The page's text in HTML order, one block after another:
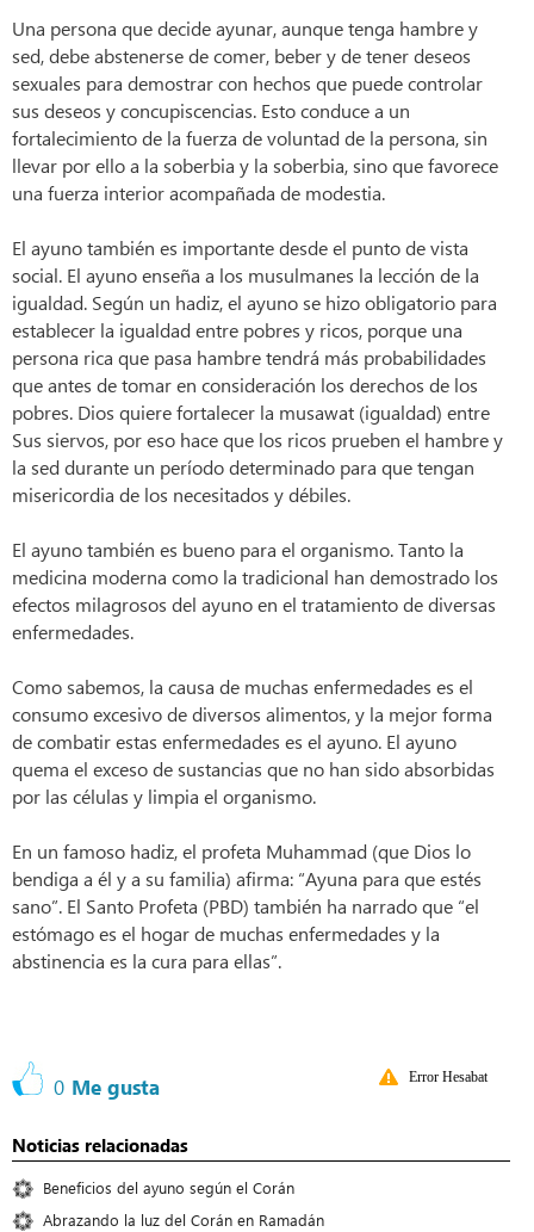
Una persona que decide ayunar, aunque tenga hambre y
sed, debe abstenerse de comer, beber y de tener deseos
sexuales para demostrar con hechos que puede controlar
sus deseos y concupiscencias. Esto conduce a un
fortalecimiento de la fuerza de voluntad de la persona, sin
llevar por ello a la soberbia y la soberbia, sino que favorece
una fuerza interior acompañada de modestia.
El ayuno también es importante desde el punto de vista
social. El ayuno enseña a los musulmanes la lección de la
igualdad. Según un hadiz, el ayuno se hizo obligatorio para
establecer la igualdad entre pobres y ricos, porque una
persona rica que pasa hambre tendrá más probabilidades
que antes de tomar en consideración los derechos de los
pobres. Dios quiere fortalecer la musawat (igualdad) entre
Sus siervos, por eso hace que los ricos prueben el hambre y
la sed durante un período determinado para que tengan
misericordia de los necesitados y débiles.
El ayuno también es bueno para el organismo. Tanto la
medicina moderna como la tradicional han demostrado los
efectos milagrosos del ayuno en el tratamiento de diversas
enfermedades.
Como sabemos, la causa de muchas enfermedades es el
consumo excesivo de diversos alimentos, y la mejor forma
de combatir estas enfermedades es el ayuno. El ayuno
quema el exceso de sustancias que no han sido absorbidas
por las células y limpia el organismo.
En un famoso hadiz, el profeta Muhammad (que Dios lo
bendiga a él y a su familia) afirma: “Ayuna para que estés
sano”. El Santo Profeta (PBD) también ha narrado que “el
estómago es el hogar de muchas enfermedades y la
abstinencia es la cura para ellas”.
0 Me gusta Error Hesabat
Noticias relacionadas
Beneficios del ayuno según el Corán
Abrazando la luz del Corán en Ramadán